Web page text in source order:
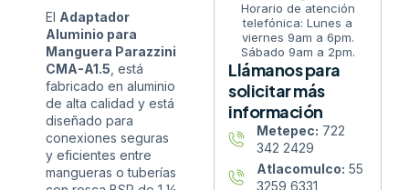
El Adaptador
Aluminio para
Manguera Parazzini
CMA-A1.5 , está
fabricado en aluminio
de alta calidad y está
diseñado para
conexiones seguras
y eficientes entre
mangueras o tuberías
Horario de atención
telefónica: Lunes a
viernes 9am a 6pm.
Sábado 9am a 2pm.
Llámanos para
solicitar más
información
Metepec: 722
342 2429
Atlacomulco: 55
3259 6331